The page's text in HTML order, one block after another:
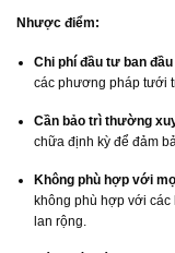
Nhược điểm:
Chi phí đầu tư ban
các phương pháp tưới
Cần bảo trì thường
chữa định kỳ để đảm
Không phù hợp với
không phù hợp với
lan rộng.